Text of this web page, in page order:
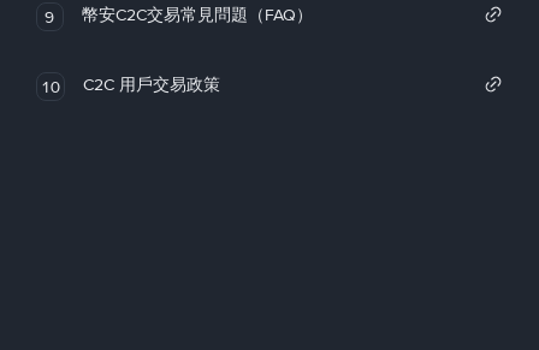
9 幣安C2C交易常見問題（FAQ）
10 C2C 用戶交易政策